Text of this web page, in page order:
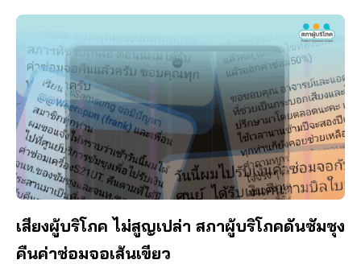
เสียงผู้บริโภค ไม่สูญเปล่า สภาผู้บริโภคดันซัมซุง
คืนค่าซ่อมจอเส้นเขียว